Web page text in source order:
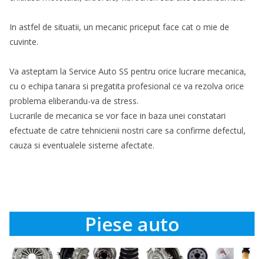
In astfel de situatii, un mecanic priceput face cat o mie de
cuvinte.
Va asteptam la Service Auto SS pentru orice lucrare mecanica,
cu o echipa tanara si pregatita profesional ce va rezolva orice
problema eliberandu-va de stress.
Lucrarile de mecanica se vor face in baza unei constatari
efectuate de catre tehnicienii nostri care sa confirme defectul,
cauza si eventualele sisteme afectate.
Piese auto